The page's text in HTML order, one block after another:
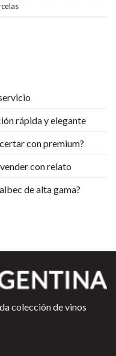
rápida y elegante
con premium?
con relato
de alta gama?
colección de vinos